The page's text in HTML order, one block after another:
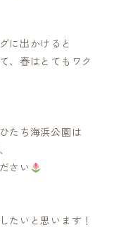
に出かけると
、春はとてもワク
たち海浜公園は
さい
たいと思います！